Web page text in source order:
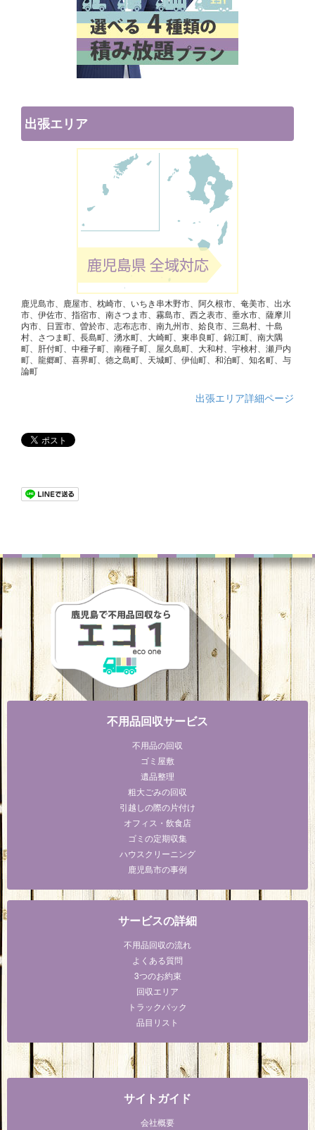
出張エリア
鹿児島市、鹿屋市、枕崎市、いちき串木野市、阿久根市、奄美市、出水
市、伊佐市、指宿市、南さつま市、霧島市、西之表市、垂水市、薩摩川
内市、日置市、曽於市、志布志市、南九州市、姶良市、三島村、十島
村、さつま町、長島町、湧水町、大崎町、東串良町、錦江町、南大隅
町、肝付町、中種子町、南種子町、屋久島町、大和村、宇検村、瀬戸内
町、龍郷町、喜界町、徳之島町、天城町、伊仙町、和泊町、知名町、与
論町
出張エリア詳細ページ
不用品回収サービス
不用品の回収
ゴミ屋敷
遺品整理
粗大ごみの回収
引越しの際の片付け
オフィス・飲食店
ゴミの定期収集
ハウスクリーニング
鹿児島市の事例
サービスの詳細
不用品回収の流れ
よくある質問
3つのお約束
回収エリア
トラックパック
品目リスト
サイトガイド
会社概要